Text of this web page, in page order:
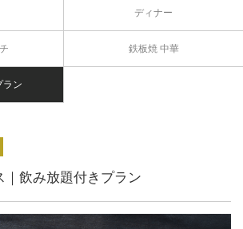
ディナー
鉄板焼 中華
ラン
｜飲み放題付きプラン